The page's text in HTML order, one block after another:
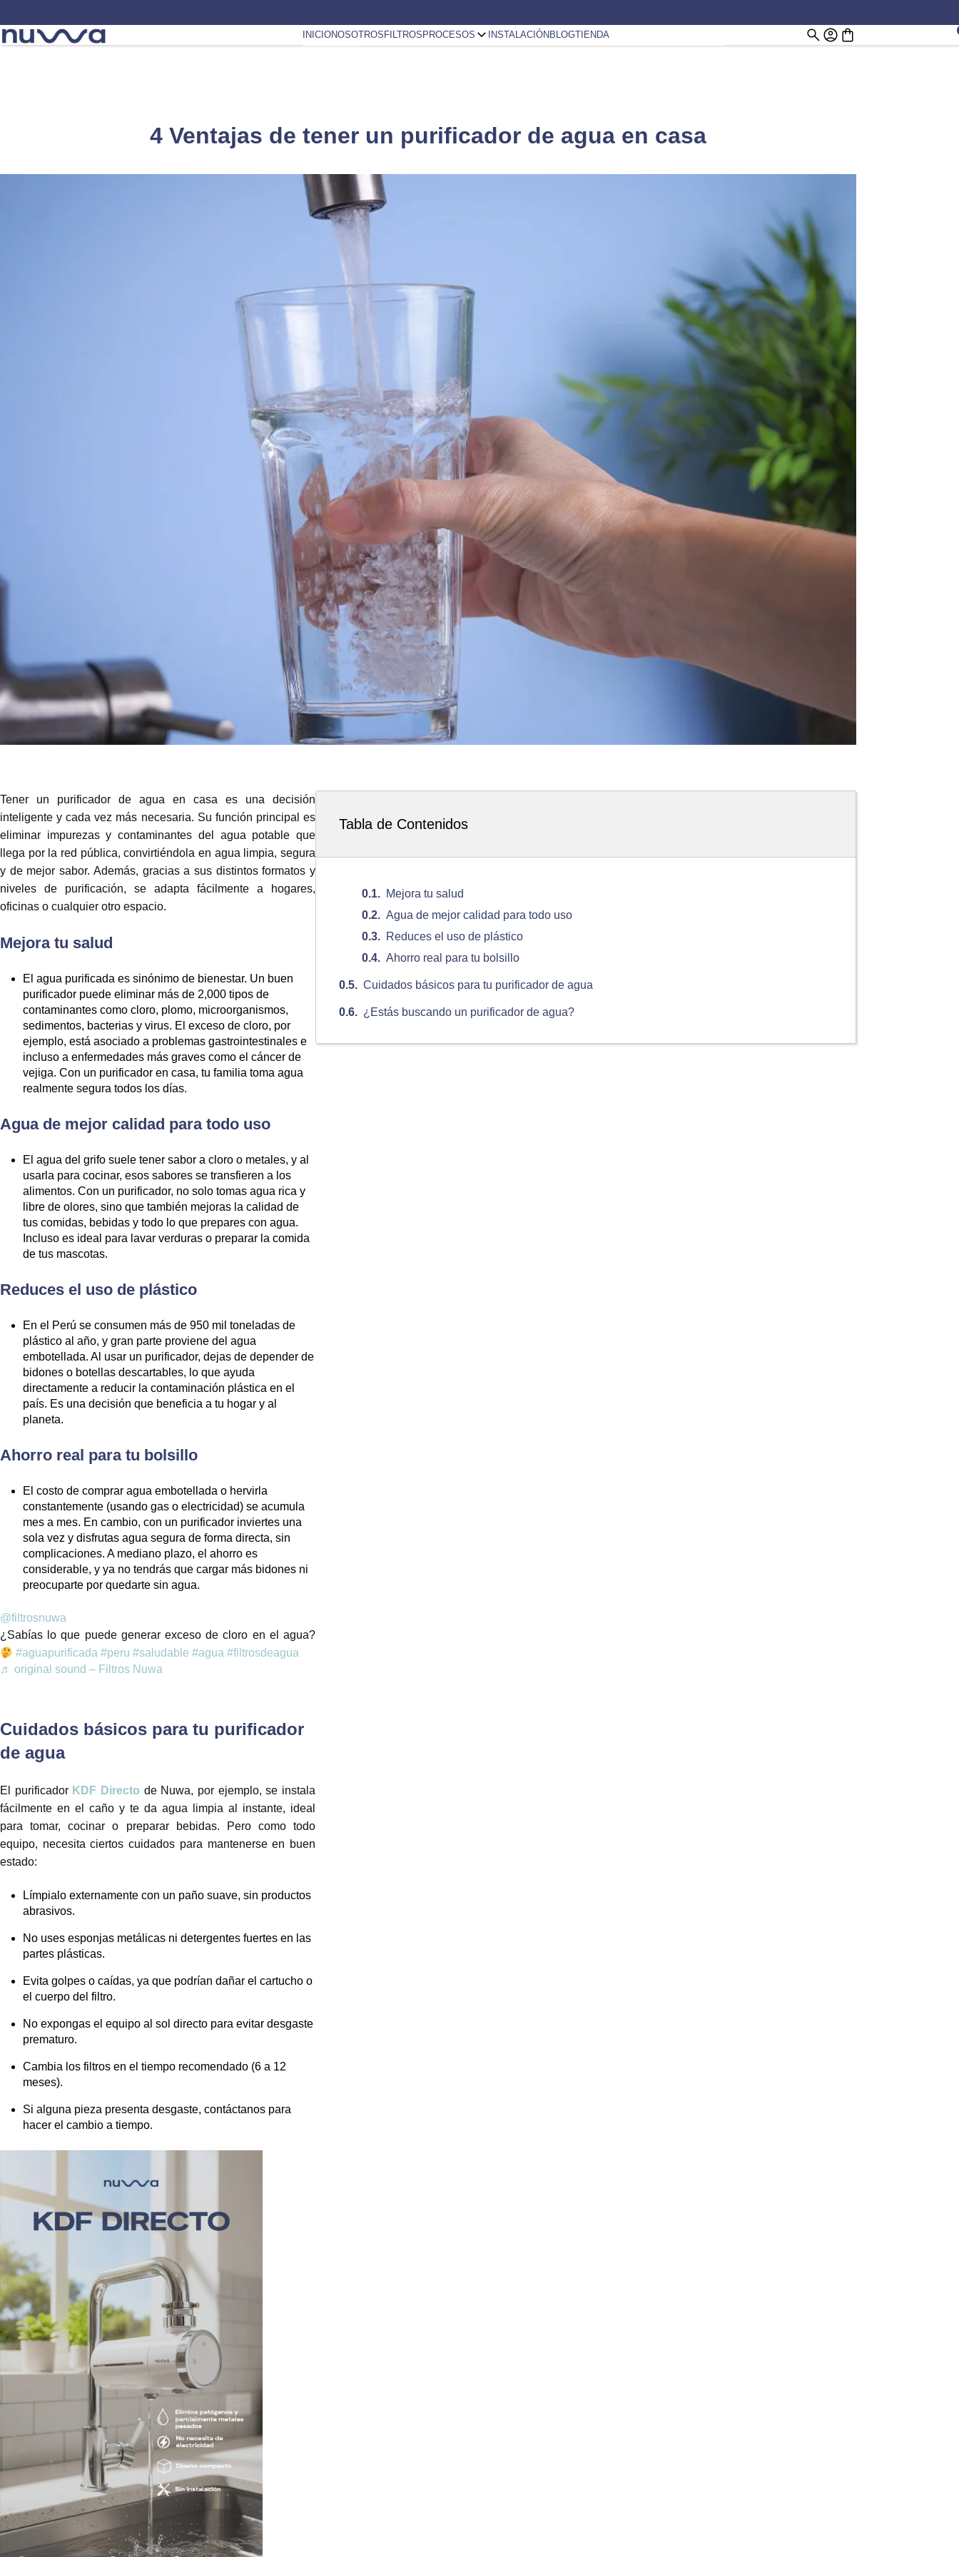
INICIONOSOTROS FILTROS PROCESOS INSTALACIÓN BLOGTIENDA
4 Ventajas de tener un purificador de agua en casa
Tener un purificador de agua en casa es una decisión
inteligente y cada vez más necesaria. Su función principal es
eliminar impurezas y contaminantes del agua potable que
llega por la red pública, convirtiéndola en agua limpia, segura
y de mejor sabor. Además, gracias a sus distintos formatos y
niveles de purificación, se adapta fácilmente a hogares,
oficinas o cualquier otro espacio.
Mejora tu salud
El agua purificada es sinónimo de bienestar. Un buen
purificador puede eliminar más de 2,000 tipos de
contaminantes como cloro, plomo, microorganismos,
sedimentos, bacterias y virus. El exceso de cloro, por
ejemplo, está asociado a problemas gastrointestinales e
incluso a enfermedades más graves como el cáncer de
vejiga. Con un purificador en casa, tu familia toma agua
realmente segura todos los días.
Agua de mejor calidad para todo uso
El agua del grifo suele tener sabor a cloro o metales, y al
usarla para cocinar, esos sabores se transfieren a los
alimentos. Con un purificador, no solo tomas agua rica y
libre de olores, sino que también mejoras la calidad de
tus comidas, bebidas y todo lo que prepares con agua.
Incluso es ideal para lavar verduras o preparar la comida
de tus mascotas.
Reduces el uso de plástico
En el Perú se consumen más de 950 mil toneladas de
plástico al año, y gran parte proviene del agua
embotellada. Al usar un purificador, dejas de depender de
bidones o botellas descartables, lo que ayuda
directamente a reducir la contaminación plástica en el
país. Es una decisión que beneficia a tu hogar y al
planeta.
Ahorro real para tu bolsillo
El costo de comprar agua embotellada o hervirla
constantemente (usando gas o electricidad) se acumula
mes a mes. En cambio, con un purificador inviertes una
sola vez y disfrutas agua segura de forma directa, sin
complicaciones. A mediano plazo, el ahorro es
considerable, y ya no tendrás que cargar más bidones ni
preocuparte por quedarte sin agua.
@filtrosnuwa
¿Sabías lo que puede generar exceso de cloro en el agua?
#aguapurificada #peru #saludable #agua #filtrosdeagua
♬ original sound – Filtros Nuwa
Cuidados básicos para tu purificador
de agua
El purificador KDF Directo de Nuwa, por ejemplo, se instala
fácilmente en el caño y te da agua limpia al instante, ideal
para tomar, cocinar o preparar bebidas. Pero como todo
equipo, necesita ciertos cuidados para mantenerse en buen
estado:
Límpialo externamente con un paño suave, sin productos
abrasivos.
No uses esponjas metálicas ni detergentes fuertes en las
partes plásticas.
Evita golpes o caídas, ya que podrían dañar el cartucho o
el cuerpo del filtro.
No expongas el equipo al sol directo para evitar desgaste
prematuro.
Cambia los filtros en el tiempo recomendado (6 a 12
meses).
Si alguna pieza presenta desgaste, contáctanos para
hacer el cambio a tiempo.
Tabla de Contenidos
Mejora tu salud
Agua de mejor calidad para todo uso
Reduces el uso de plástico
Ahorro real para tu bolsillo
Cuidados básicos para tu purificador de agua
¿Estás buscando un purificador de agua?